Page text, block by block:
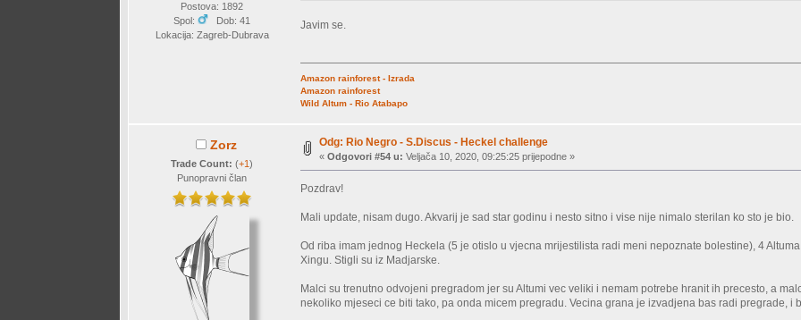
Postova: 1892
Spol:
Dob: 41
Lokacija: Zagreb-Dubrava
Javim se.
Amazon rainforest - Izrada
Amazon rainforest
Wild Altum - Rio Atabapo
Zorz
Trade Count:(+1)
Punopravni član
Odg: Rio Negro - S.Discus - Heckel challenge
«Odgovori #54 u: Veljača 10, 2020, 09:25:25 prijepodne »
Pozdrav!
Mali update, nisam dugo. Akvarij je sad star godinu i nesto sitno i vise nije nimalo sterilan ko sto je bio.
Od riba imam jednog Heckela (5 je otislo u vjecna mrijestilista radi meni nepoznate bolestine), 4
Xingu. Stigli su iz Madjarske.
Malci su trenutno odvojeni pregradom jer su Altumi vec veliki i nemam potrebe hranit ih precesto, a
nekoliko mjeseci ce biti tako, pa onda micem pregradu. Vecina grana je izvadjena bas radi pregrade, i